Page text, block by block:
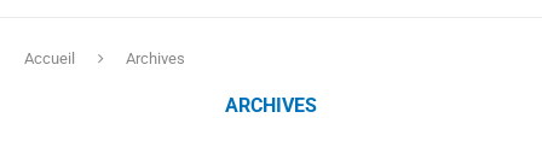
Accueil Archives
ARCHIVES